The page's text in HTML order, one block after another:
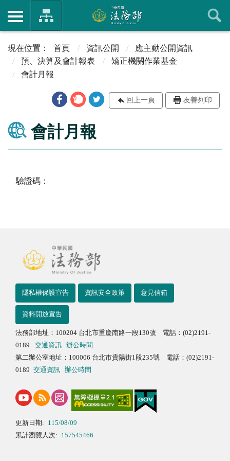
首頁 資訊公開
應主動公開資訊
預、決算及會計報表
矯正機關作業基金
會計月報
回上一頁 友善列印
會計月報
驗證碼：
隱私權保護宣告 資訊安全政策 意見信箱
資料開放宣告
法務部地址：100204 台北市重慶南路一段130號 電話：(02)2191-
0189
交通資訊
辦公時間
第二辦公室地址：100006 台北市貴陽街1段235號 電話：(02)2191-
0189 交通資訊 辦公時間
更新日期: 115/08/09
累計瀏覽人次: 157545466